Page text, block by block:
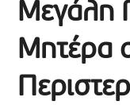
Μεγάλη
Μητέρα